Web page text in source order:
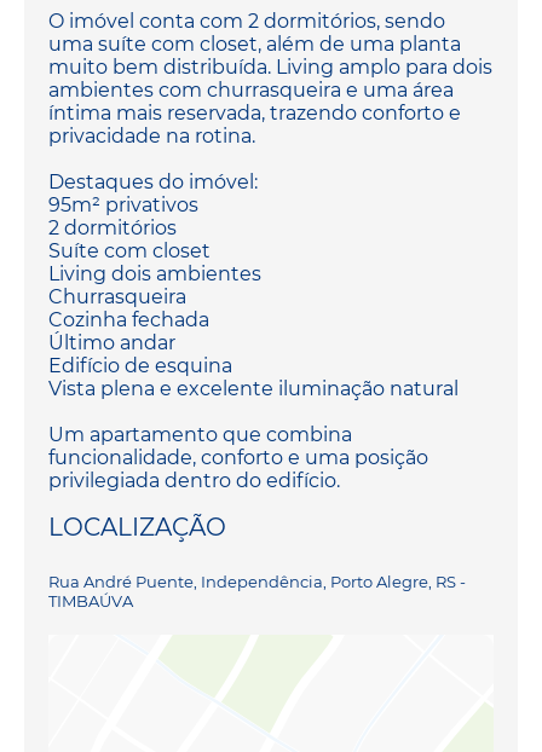
O imóvel conta com 2 dormitórios, sendo
uma suíte com closet, além de uma planta
muito bem distribuída. Living amplo para dois
ambientes com churrasqueira e uma área
íntima mais reservada, trazendo conforto e
privacidade na rotina.
Destaques do imóvel:
95m² privativos
2 dormitórios
Suíte com closet
Living dois ambientes
Churrasqueira
Cozinha fechada
Último andar
Edifício de esquina
Vista plena e excelente iluminação natural
Um apartamento que combina
funcionalidade, conforto e uma posição
privilegiada dentro do edifício.
LOCALIZAÇÃO
Rua André Puente, Independência, Porto Alegre, RS -
TIMBAÚVA